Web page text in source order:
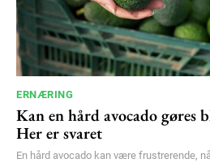
ERNÆRING
Kan en hård avocado gøres
Her er svaret
En hård avocado kan være frustrerende,